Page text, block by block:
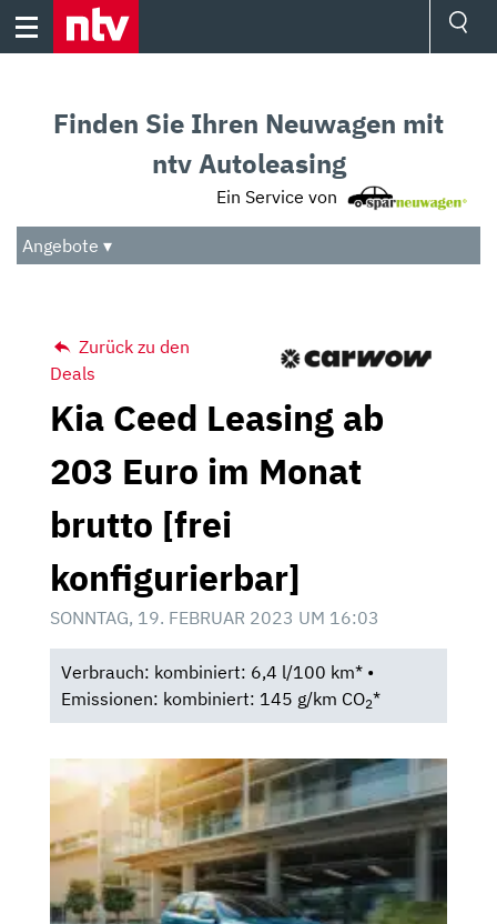
Skip
Audio
Das Beste
Finden Sie Ihren Neuwagen mit
ntv Autoleasing
Ein Service von
Angebote ▾
Zurück zu den
Deals
Kia Ceed Leasing ab
203 Euro im Monat
brutto [frei
konfigurierbar]
SONNTAG, 19. FEBRUAR 2023 UM 16:03
Verbrauch: kombiniert: 6,4 l/100 km* •
Emissionen: kombiniert: 145 g/km CO2*